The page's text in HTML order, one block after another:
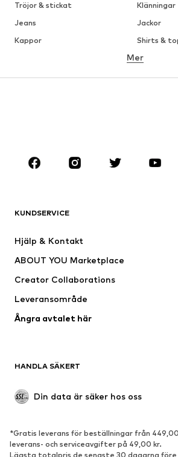
Tröjor & stickat
Klänningar
Jeans
Jackor
Kappor
Shirts &
Underkläder
Kjolar
Blusar &
Premium
Nytt
Underkläder
Kappor
Badkläder
Upcycling
Populärt
Mer
KUNDSERVICE
Hjälp & Kontakt
ABOUT YOU Marketplace
Creator Collaborations
Leveransområde
Ångra avtalet här
HANDLA SÄKERT
Din data är säker hos oss
*Gratis leverans för beställningar från
leverans- och serviceavgifter på 49,00 kr.
Lägsta totalpris de senaste 30 dagarna före